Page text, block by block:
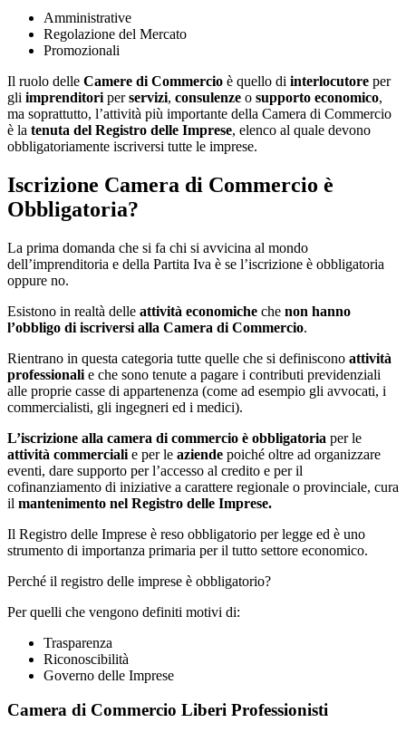
Amministrative
Regolazione del Mercato
Promozionali
Il ruolo delle Camere di Commercio è quello di interlocutore per
gli imprenditori perservizi, consulenze o supporto economico,
ma soprattutto, l’attività più importante della Camera di Commercio
è la tenuta del Registro delle Imprese, elenco al quale devono
obbligatoriamente iscriversi tutte le imprese.
Iscrizione Camera di Commercio è
Obbligatoria?
La prima domanda che si fa chi si avvicina al mondo
dell’imprenditoria e della Partita Iva è se l’iscrizione è obbligatoria
oppure no.
Esistono in realtà delle attività economiche che non hanno
l’obbligo di iscriversi alla Camera di Commercio.
Rientrano in questa categoria tutte quelle che si definiscono attività
professionali e che sono tenute a pagare i contributi previdenziali
alle proprie casse di appartenenza (come ad esempio gli avvocati, i
commercialisti, gli ingegneri ed i medici).
L’iscrizione alla camera di commercio è obbligatoria per le
attività commerciali e per le aziende poiché oltre ad organizzare
eventi, dare supporto per l’accesso al credito e per il
cofinanziamento di iniziative a carattere regionale o provinciale, cura
il mantenimento nel Registro delle Imprese.
Il Registro delle Imprese è reso obbligatorio per legge ed è uno
strumento di importanza primaria per il tutto settore economico.
Perché il registro delle imprese è obbligatorio?
Per quelli che vengono definiti motivi di:
Trasparenza
Riconoscibilità
Governo delle Imprese
Camera di Commercio Liberi Professionisti